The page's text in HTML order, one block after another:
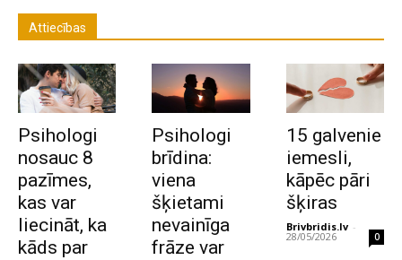
Attiecības
Psihologi
nosauc 8
pazīmes,
kas var
liecināt, ka
kāds par
Psihologi
brīdina:
viena
šķietami
nevainīga
frāze var
15 galvenie
iemesli,
kāpēc pāri
šķiras
Brivbridis.lv -
28/05/2026 0